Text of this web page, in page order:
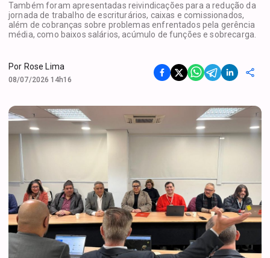
Também foram apresentadas reivindicações para a redução da
jornada de trabalho de escriturários, caixas e comissionados,
além de cobranças sobre problemas enfrentados pela gerência
média, como baixos salários, acúmulo de funções e sobrecarga.
Por Rose Lima
08/07/2026 14h16